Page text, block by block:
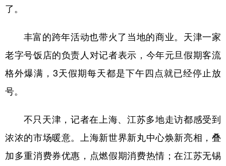
地方频道
北京 天津 河北 山西
辽宁 吉林 上海 江苏
浙江 安徽 福建 江西
广东 广西 海南 重庆
四川 贵州 云南 西藏
陕西 甘肃 青海 宁夏
了。
丰富的跨年活动也带火了当地的商业。天津一家
老字号饭店的负责人对记者表示，今年元旦假期客流
格外爆满，3天假期每天都是下午四点就已经停止放
号。
不只天津，记者在上海、江苏多地走访都感受到
浓浓的市场暖意。上海新世界新丸中心焕新亮相，叠
加多重消费券优惠，点燃假期消费热情；在江苏无锡